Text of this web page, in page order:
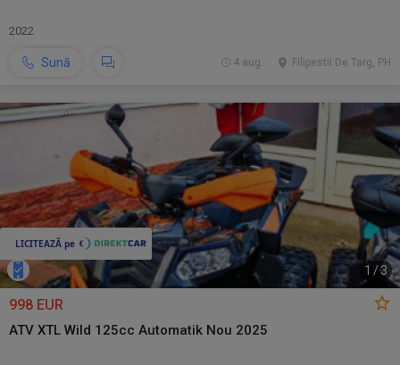
2022
Sună Filipestii De Targ, PH
4 aug.
1 /3
998 EUR
ATV XTL Wild 125cc Automatik Nou 2025